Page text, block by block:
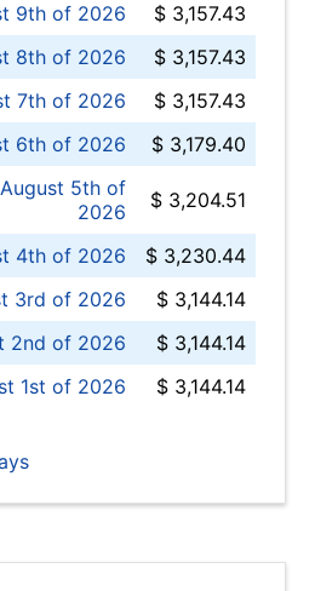
9th of 2026
$ 3,157.43
8th of 2026
$ 3,157.43
7th of 2026
$ 3,157.43
6th of 2026
$ 3,179.40
5th of
2026
$ 3,204.51
4th of 2026
$ 3,230.44
3rd of 2026
$ 3,144.14
2nd of 2026
$ 3,144.14
1st of 2026
$ 3,144.14